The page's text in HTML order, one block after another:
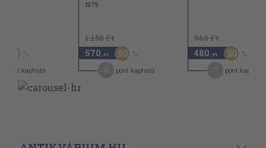
50
pont kapható
1979
1.150 Ft
570 ,-Ft 50
pont kapható
960 Ft
480 ,-Ft 50
pont kapható